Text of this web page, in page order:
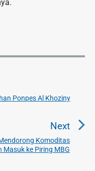
Ponpes Al Khoziny
Next
N
e
Komoditas
Masuk ke Piring MBG